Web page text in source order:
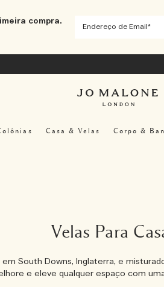
compra.
Casa & Velas Corpo &
Velas Para
South Downs, Inglaterra, e
e eleve qualquer espaço com